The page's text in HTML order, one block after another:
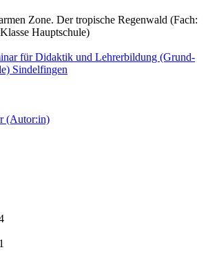
Zone. Der tropische Regenwald (Fach:
Hauptschule)
für Didaktik und Lehrerbildung (Grund-
Sindelfingen
(Autor:in)